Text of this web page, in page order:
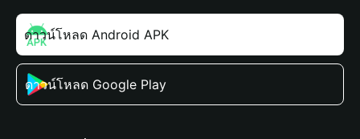
ดาวน์โหลด Android APK
ดาวน์โหลด Google Play